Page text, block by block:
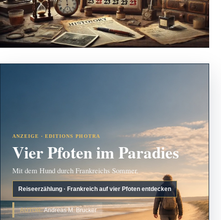
ANZEIGE · EDITIONS PHOTRA
Vier Pfoten im Paradies
Mit dem Hund durch Frankreichs Sommer.
Reiseerzählung · Frankreich auf vier Pfoten entdecken
AUTOR:Andreas M. Brucker